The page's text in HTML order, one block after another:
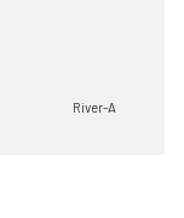
River-A